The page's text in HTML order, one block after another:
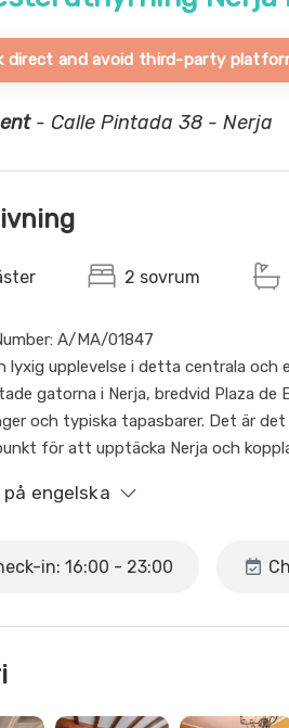
direct and avoid third-party
- Calle Pintada 38 - Nerja
2 sovrum
A/MA/01847
lyxig upplevelse i detta centrala och
gatorna i Nerja, bredvid Plaza de
och typiska tapasbarer. Det är
för att upptäcka Nerja och
där endast de gemensamma
på engelska
in: 16:00 - 23:00